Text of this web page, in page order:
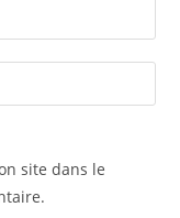
site dans le